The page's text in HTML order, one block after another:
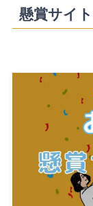
懸賞サイト